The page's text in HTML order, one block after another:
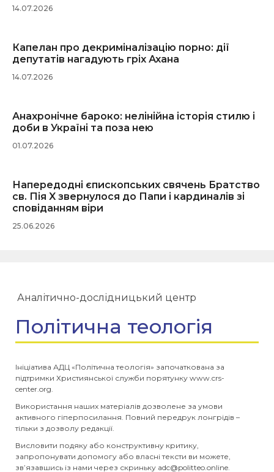
14.07.2026
Капелан про декриміналізацію порно: дії
депутатів нагадують гріх Ахана
14.07.2026
Анахронічне бароко: нелінійна історія стилю і
доби в Україні та поза нею
01.07.2026
Напередодні єпископських свячень Братство
св. Пія X звернулося до Папи і кардиналів зі
сповіданням віри
25.06.2026
Аналітично-дослідницький центр
Політична теологія
Ініціатива АДЦ «Політична теологія» започаткована за
підтримки Християнської служби порятунку www.crs-
center.org.
Використання наших матеріалів дозволене за умови
активного гіперпосилання. Повний передрук лонгрідів –
тільки з дозволу редакції.
Висловити подяку або конструктивну критику,
запропонувати допомогу або власні тексти ви можете,
зв’язавшись із нами через скриньку adc@politteo.online